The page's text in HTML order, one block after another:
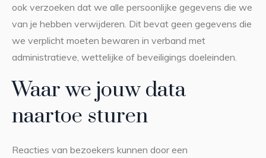
ook verzoeken dat we alle persoonlijke gegevens die we
van je hebben verwijderen. Dit bevat geen gegevens die
we verplicht moeten bewaren in verband met
administratieve, wettelijke of beveiligings doeleinden.
Waar we jouw data
naartoe sturen
Reacties van bezoekers kunnen door een